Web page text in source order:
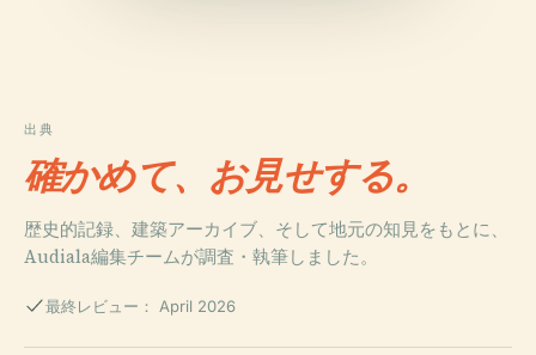
出典
確かめて、お見せする。
歴史的記録、建築アーカイブ、そして地元の知見をもとに、
Audiala編集チームが調査・執筆しました。
最終レビュー： April 2026